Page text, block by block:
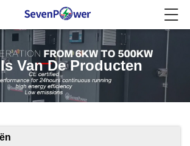
Van De Producten